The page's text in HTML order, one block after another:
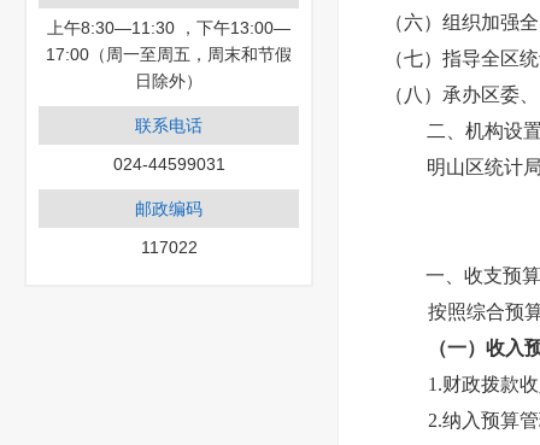
上午8:30—11:30 ，下午13:00—
17:00（周一至周五，周末和节假
日除外）
联系电话
024-44599031
邮政编码
117022
（六）组织加强
（七）指导全区
（八）承办区委
二、机构设
明山区统计
一、收支预
按照综合预
（一）收入
1.财政拨款
2.纳入预算